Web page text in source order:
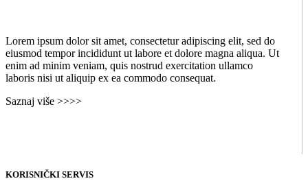
Lorem ipsum dolor sit amet, consectetur adipiscing elit, sed do
eiusmod tempor incididunt ut labore et dolore magna aliqua. Ut
enim ad minim veniam, quis nostrud exercitation ullamco
laboris nisi ut aliquip ex ea commodo consequat.
Saznaj više >>>>
KORISNIČKI SERVIS